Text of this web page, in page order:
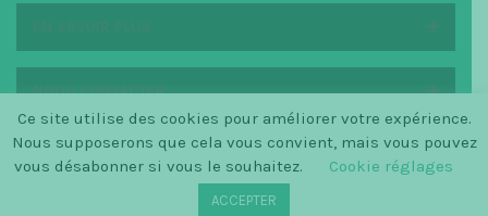
NOUS CONTACTER
© SINCE 2014 LA PETITE SCANDINAVE / LOGO BY
CHRISTINECLEMMENSEN.DK
Ce site utilise des cookies pour améliorer votre expérience.
Nous supposerons que cela vous convient, mais vous pouvez
vous désabonner si vous le souhaitez.
Cookie réglages
ACCEPTER